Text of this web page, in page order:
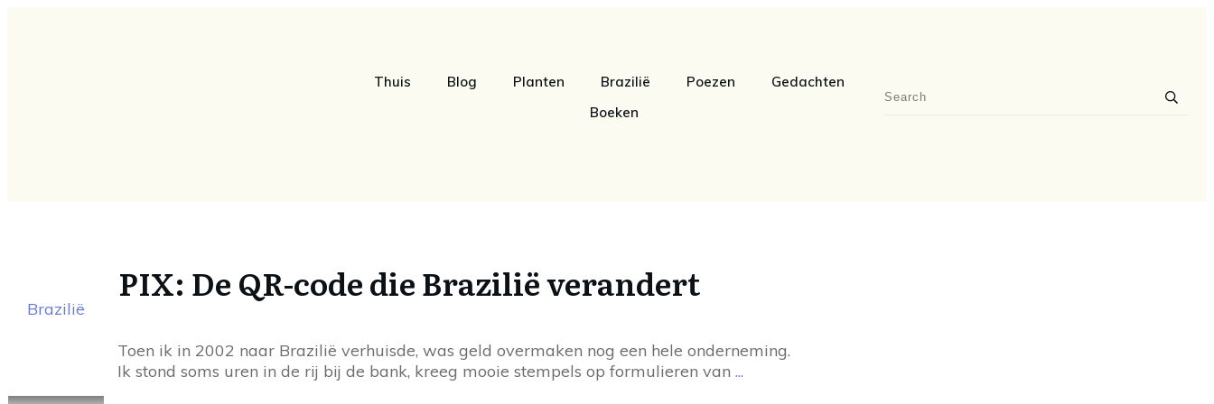
Thuis Blog Planten Brazilië Poezen
Gedachten
Boeken
Brazilië
PIX: De QR-code die Brazilië verandert
Toen ik in 2002 naar Brazilië verhuisde, was geld overmaken nog een hele onderneming.
Ik stond soms uren in de rij bij de bank, kreeg mooie stempels op formulieren van ...